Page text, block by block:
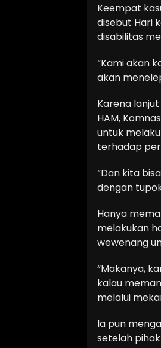
Keempat
disebut Hari
disabilitas
“Kami akan
akan
Karena
HAM,
untuk
terhadap
“Dan kita
dengan
Hanya
melakukan
wewenang
“Makanya,
kalau
melalui
Ia pun
setelah